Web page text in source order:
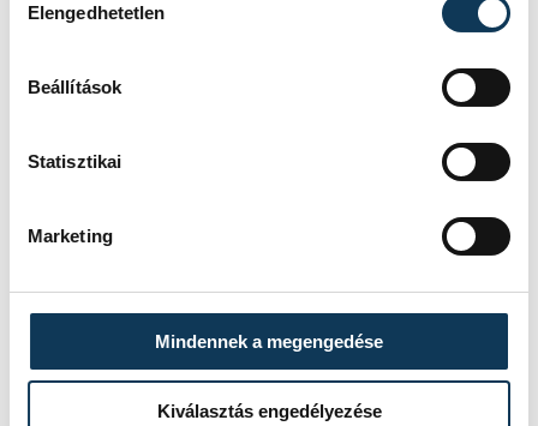
Elengedhetetlen
Beállítások
Statisztikai
Marketing
Mindennek a megengedése
Kiválasztás engedélyezése
HELYSZÍN
RÉSZLETEK